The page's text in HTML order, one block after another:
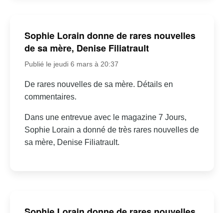
Sophie Lorain donne de rares nouvelles
de sa mère, Denise Filiatrault
Publié le jeudi 6 mars à 20:37
De rares nouvelles de sa mère. Détails en
commentaires.
Dans une entrevue avec le magazine 7 Jours,
Sophie Lorain a donné de très rares nouvelles de
sa mère, Denise Filiatrault.